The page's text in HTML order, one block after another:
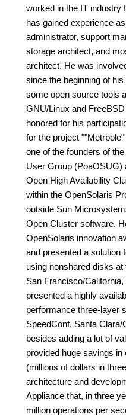
worked in the IT industry
has gained experience
administrator, support
storage architect, and
architect. He was
since the beginning of
some open source tools
GNU/Linux and
honored for his
for the project
one of the founders of
User Group (PoaOSUG)
Open High Availability
within the OpenSolaris
outside Sun
Open Cluster software.
OpenSolaris innovation
and presented a solution
using nonshared disks
San Francisco/
presented a highly
performance three-layer
SpeedConf, Santa
besides adding a lot of
provided huge savings
(millions of dollars in
architecture and
Appliance that, in three
million operations per